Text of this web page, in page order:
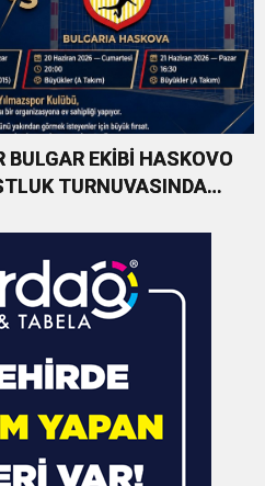
EKİBİ HASKOVO
TURNUVASINDA